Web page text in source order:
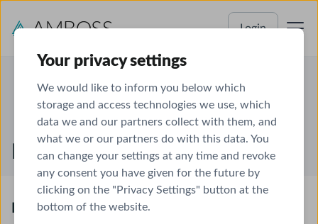
Your privacy settings
We would like to inform you below which
storage and access technologies we use, which
data we and our partners collect with them, and
what we or our partners do with this data. You
can change your settings at any time and revoke
any consent you have given for the future by
clicking on the "Privacy Settings" button at the
bottom of the website.
Login
Disclaimer
Haftungsbeschränkung